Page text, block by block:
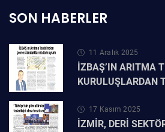
SON HABERLER
11 Aralık 2025
İZBAŞ’IN ARITMA
KURULUŞLARDAN
17 Kasım 2025
İZMİR, DERİ